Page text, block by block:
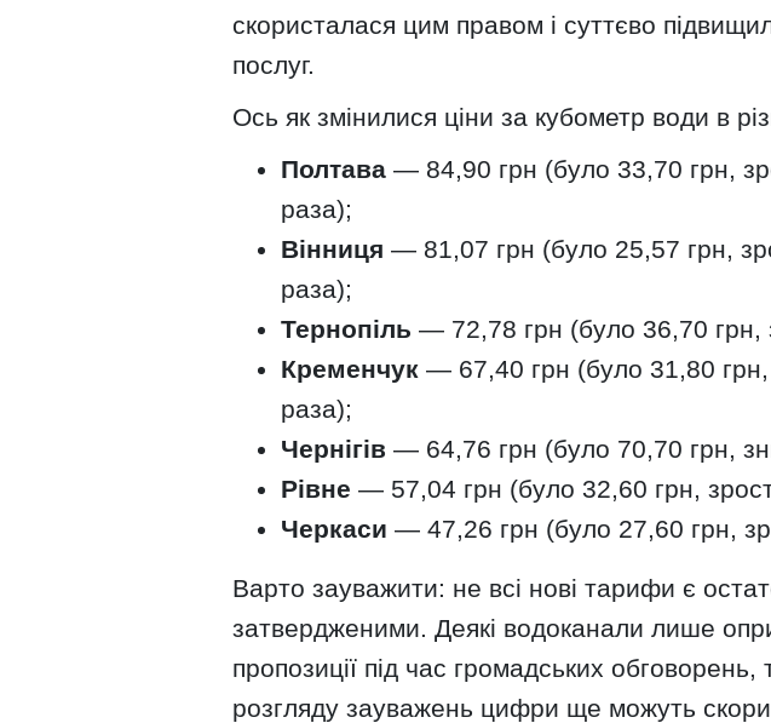
скористалася цим правом і суттєво
послуг.
Ось як змінилися ціни за кубометр води в
Полтава — 84,90 грн (було 33,70 грн,
раза);
Вінниця — 81,07 грн (було 25,57 грн,
раза);
Тернопіль — 72,78 грн (було 36,70 грн,
Кременчук — 67,40 грн (було 31,80
раза);
Чернігів — 64,76 грн (було 70,70 грн,
Рівне — 57,04 грн (було 32,60 грн,
Черкаси — 47,26 грн (було 27,60 грн,
Варто зауважити: не всі нові тарифи є
затвердженими. Деякі водоканали лише
пропозиції під час громадських обговорень,
розгляду зауважень цифри ще можуть